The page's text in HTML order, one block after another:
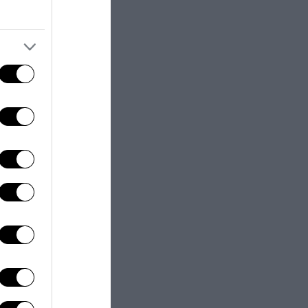
ecco che
un
in